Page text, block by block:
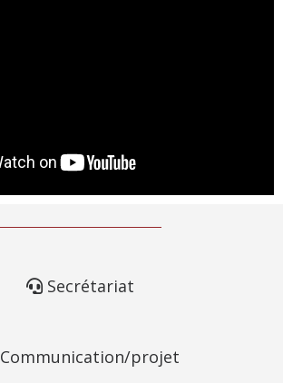
Secrétariat
Communication/projet